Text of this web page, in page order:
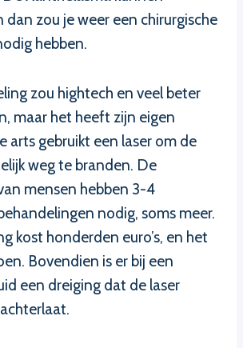
dan zou je weer een chirurgische
hebben.
zou hightech en veel beter
maar het heeft zijn eigen
arts gebruikt een laser om de
weg te branden. De
mensen hebben 3-4
nodig, soms meer.
kost honderden euro’s, en het
Bovendien is er bij een
een dreiging dat de laser